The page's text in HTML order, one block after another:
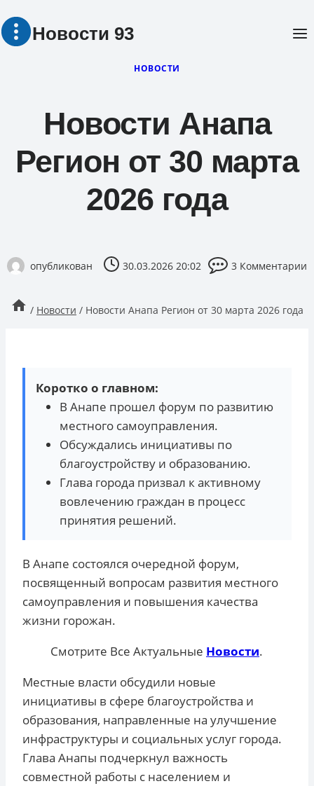
Перейти
Новости 93
НОВОСТИ
Новости Анапа
Регион от 30 марта
2026 года
опубликован 30.03.2026 20:02 3 Комментарии
/ Новости / Новости Анапа Регион от 30 марта 2026 года
Коротко о главном:
В Анапе прошел форум по развитию
местного самоуправления.
Обсуждались инициативы по
благоустройству и образованию.
Глава города призвал к активному
вовлечению граждан в процесс
принятия решений.
В Анапе состоялся очередной форум,
посвященный вопросам развития местного
самоуправления и повышения качества
жизни горожан.
Смотрите Все Актуальные Новости.
Местные власти обсудили новые
инициативы в сфере благоустройства и
образования, направленные на улучшение
инфраструктуры и социальных услуг города.
Глава Анапы подчеркнул важность
совместной работы с населением и